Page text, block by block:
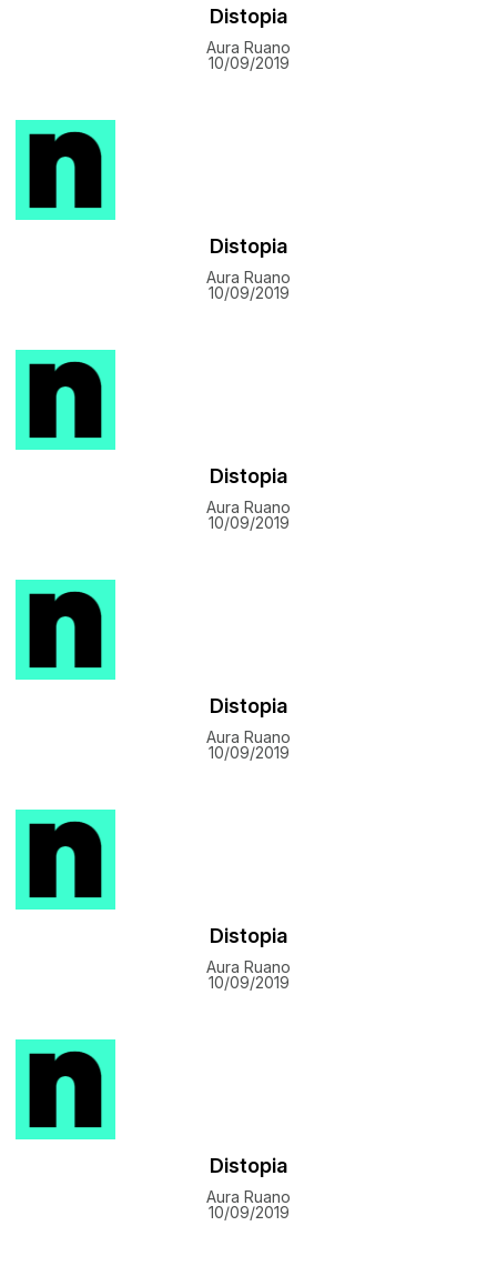
Distopia
Aura Ruano
10/09/2019
Distopia
Aura Ruano
10/09/2019
Distopia
Aura Ruano
10/09/2019
Distopia
Aura Ruano
10/09/2019
Distopia
Aura Ruano
10/09/2019
Distopia
Aura Ruano
10/09/2019